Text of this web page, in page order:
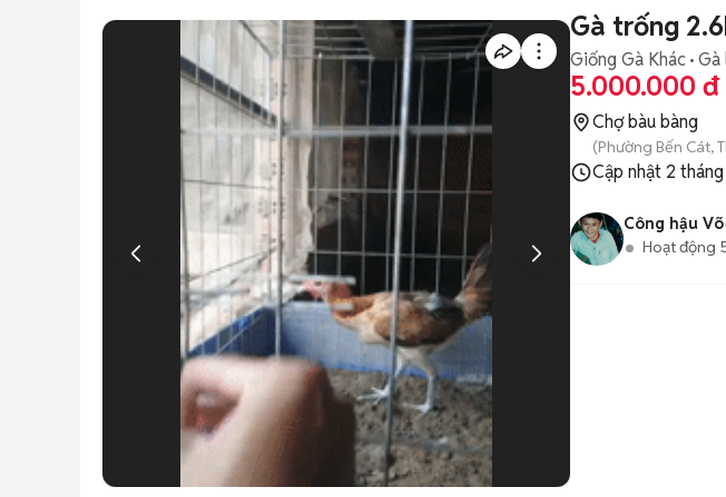
Gà trống
Giống Gà Khác Gà
5.000.000 đ
Chợ bàu bàng
(Phường Bến Cát,
Cập nhật2
Công hậu Võ
Hoạt động